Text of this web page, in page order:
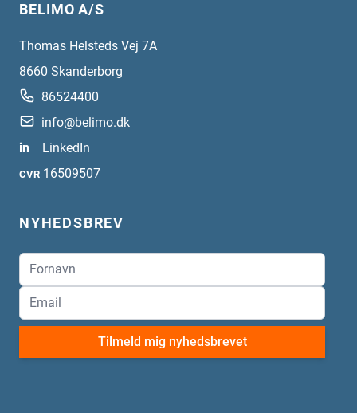
BELIMO A/S
Thomas Helsteds Vej 7A
8660 Skanderborg
86524400
info@belimo.dk
in
LinkedIn
CVR 16509507
NYHEDSBREV
Tilmeld mig nyhedsbrevet